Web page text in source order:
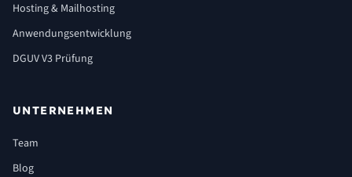
Hosting & Mailhosting
Anwendungsentwicklung
DGUV V3 Prüfung
UNTERNEHMEN
Team
Blog